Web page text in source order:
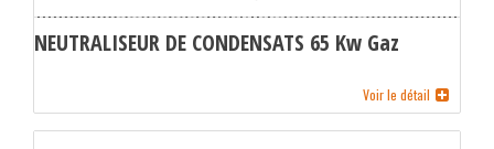
NEUTRALISEUR DE CONDENSATS 65 Kw Gaz
Voir le détail